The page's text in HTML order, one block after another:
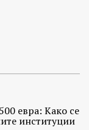
евра: Како се
институции